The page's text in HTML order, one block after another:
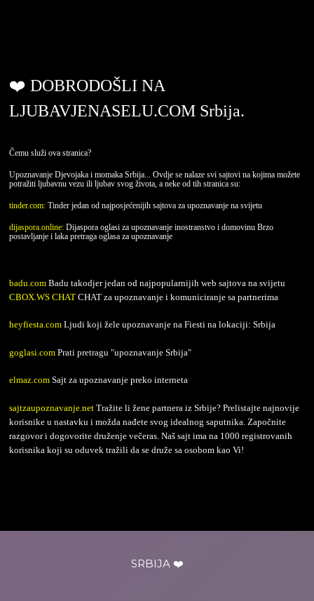
❤️ DOBRODOŠLI NA
LJUBAVJENASELU.COM Srbija.
Čemu služi ova stranica?
Upoznavanje Djevojaka i momaka Srbija... Ovdje se nalaze svi sajtovi na kojima možete
potražiti ljubavnu vezu ili ljubav svog života, a neke od tih stranica su:
tinder.com: Tinder jedan od najposjećenijih sajtova za upoznavanje na svijetu
dijaspora.online: Dijaspora oglasi za upoznavanje inostranstvo i domovinu Brzo
postavljanje i laka pretraga oglasa za upoznavanje
badu.com Badu takodjer jedan od najpopularnijih web sajtova na svijetu
CBOX.WS CHAT CHAT za upoznavanje i komuniciranje sa partnerima
heyfiesta.com Ljudi koji žele upoznavanje na Fiesti na lokaciji: Srbija
goglasi.com Prati pretragu "upoznavanje Srbija"
elmaz.com Sajt za upoznavanje preko interneta
sajtzaupoznavanje.net Tražite li žene partnera iz Srbije? Prelistajte najnovije
korisnike u nastavku i možda nađete svog idealnog saputnika. Započnite
razgovor i dogovorite druženje večeras. Naš sajt ima na 1000 registrovanih
korisnika koji su oduvek tražili da se druže sa osobom kao Vi!
SRBIJA ❤️